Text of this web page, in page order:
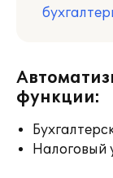
функции:
Налоговый